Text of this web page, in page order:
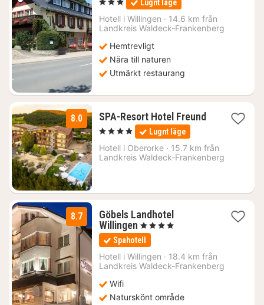
1067
kr.
Lugnt läge
Hotell i Willingen · 14.6 km från
Landkreis Waldeck-Frankenberg
Hemtrevligt
Nära till naturen
Utmärkt restaurang
8.0 SPA-Resort Hotel Freund1
2114
kr.
, 4 Stjärnor Lugnt läge
Hotell i Oberorke · 15.7 km från
Landkreis Waldeck-Frankenberg
8.7
Göbels Landhotel
Willingen 1
natt
från
1984
kr.
, 4 Stjärnor
Spahotell
Hotell i Willingen · 18.4 km från
Landkreis Waldeck-Frankenberg
Wifi
Naturskönt område